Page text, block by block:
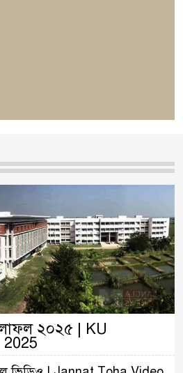
২০২৫ | KU